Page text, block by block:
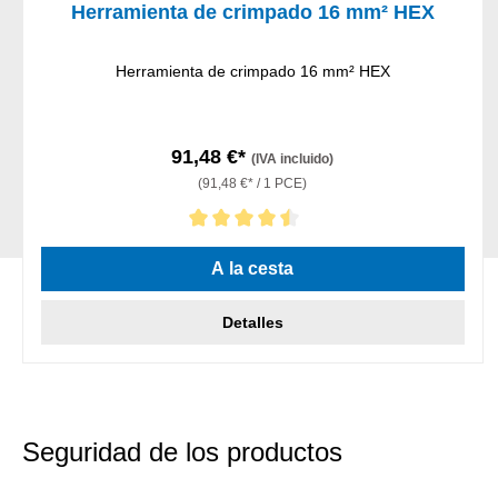
Herramienta de crimpado 16 mm² HEX
Herramienta de crimpado 16 mm² HEX
91,48 €*(IVA incluido)
(91,48 €* / 1 PCE)
Calificación promedio de 4.5 de 5 estrellas
A la cesta
Detalles
Seguridad de los productos